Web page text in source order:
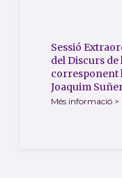
Sessió
del Discurs de
corresponent
Joaquim
Més informació >